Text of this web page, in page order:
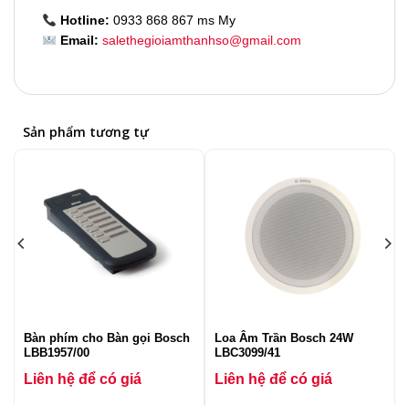
Hotline: 0933 868 867 ms My
Email: salethegioiamthanhso@gmail.com
Sản phẩm tương tự
Bàn phím cho Bàn gọi Bosch
LBB1957/00
Liên hệ để có giá
Loa Âm Trần Bosch 24W
LBC3099/41
Liên hệ để có giá